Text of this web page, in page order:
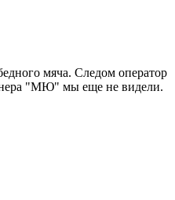
мяча. Следом оператор
"МЮ" мы еще не видели.